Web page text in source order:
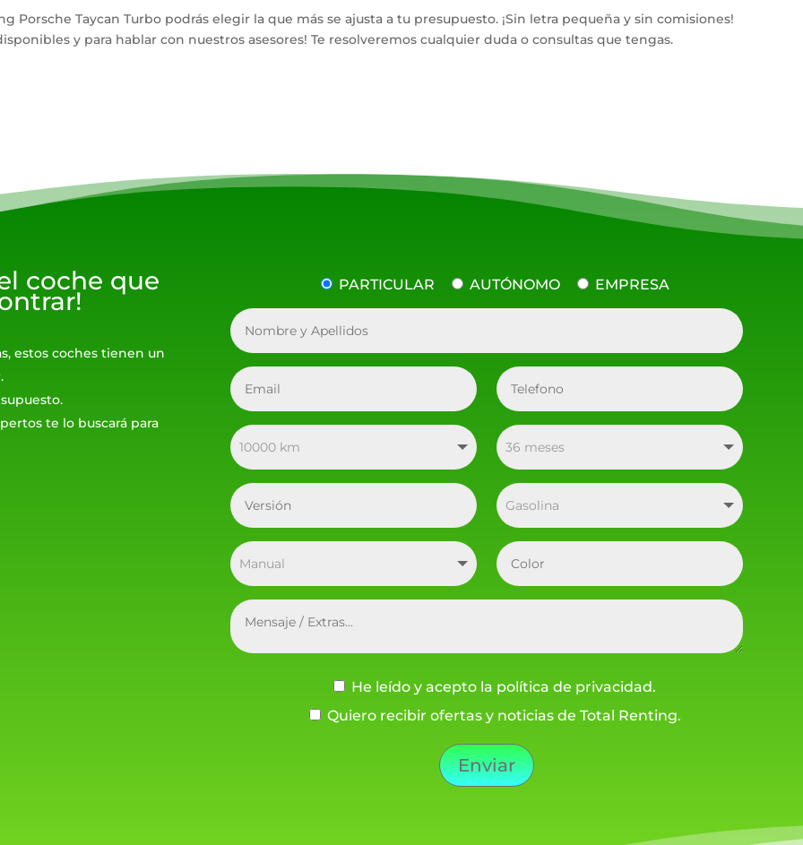
Taycan Turbo podrás elegir la que más se ajusta a tu presupuesto. ¡Sin letra pequeña y sin comisiones!
y para hablar con nuestros asesores! Te resolveremos cualquier duda o consultas que tengas.
coche que
estos coches tienen un
te lo buscará para
PARTICULAR AUTÓNOMO EMPRESA
He leído y acepto la política de privacidad.
Quiero recibir ofertas y noticias de Total Renting.
Enviar